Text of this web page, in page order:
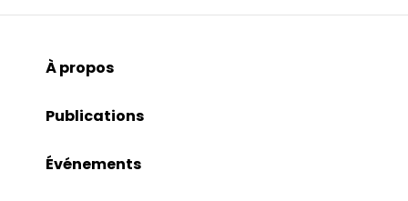
À propos
Publications
Événements